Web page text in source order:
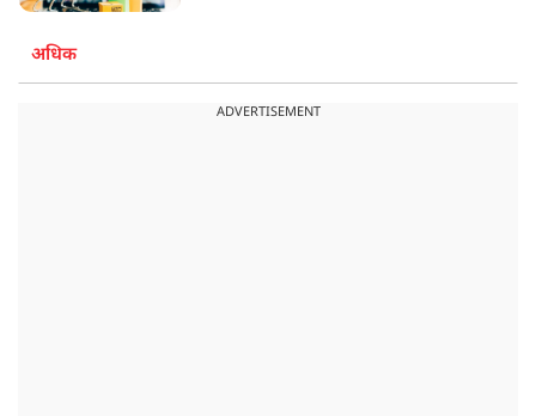
अधिक
ADVERTISEMENT